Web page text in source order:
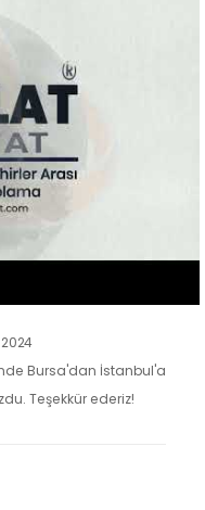
2024
Ankara'ya
Eşyalarımızı dikkatle
Bursa'dan İstanbul'a
Teşekkür ederiz!